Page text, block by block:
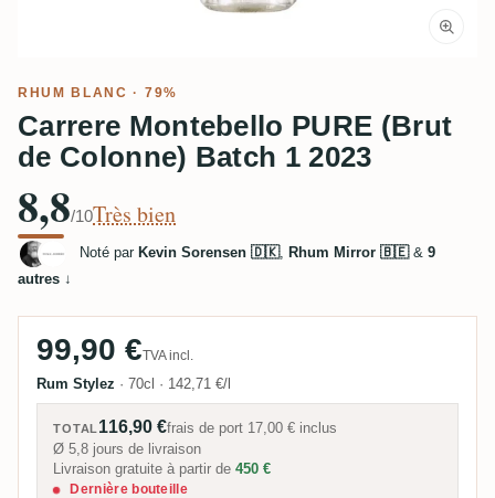
RHUM BLANC · 79%
Carrere Montebello PURE (Brut
de Colonne) Batch 1 2023
8,8/10Très bien
Noté par Kevin Sorensen 🇩🇰, Rhum Mirror 🇧🇪& 9
autres ↓
99,90 €TVA incl.
Rum Stylez · 70cl · 142,71 €/l
TOTAL 116,90 €frais de port 17,00 € inclus
Ø 5,8 jours de livraison
Livraison gratuite à partir de 450 €
Dernière bouteille